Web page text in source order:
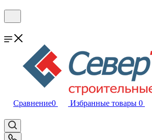
Сравнение0 Избранные товары 0